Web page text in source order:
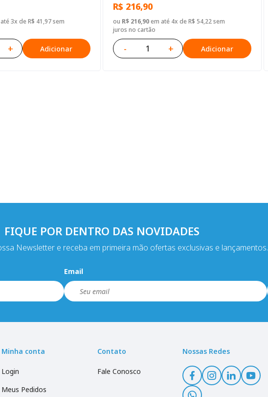
Sintético Rosa
3x de R$ 41,97 sem
+ Adicionar
R$ 216,90
ou R$ 216,90em até 4x de R$ 54,22 sem
juros no cartão
- + Adicionar
FIQUE POR DENTRO DAS NOVIDADES
Newsletter e receba em primeira mão ofertas exclusivas e lançamentos.
Email
Minha conta
Login
Meus Pedidos
Contato
Fale Conosco
Nossas Redes